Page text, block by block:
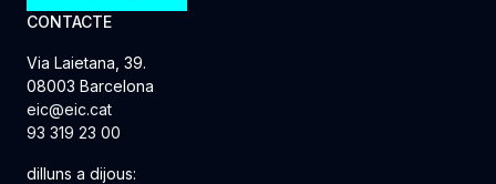
CONTACTE
Via Laietana, 39.
08003 Barcelona
eic@eic.cat
93 319 23 00
dilluns a dijous: